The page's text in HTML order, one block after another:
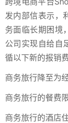
发内部信表示，
务面临长期困境
公司实现自给自
循以下新的报销
商务旅行降至为
商务旅行的餐费
商务旅行的酒店